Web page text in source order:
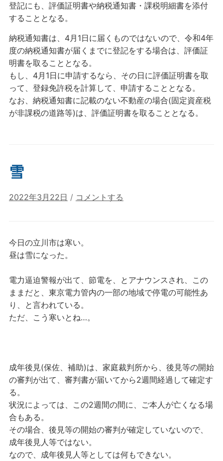
登記にも、評価証明書や納税通知書・課税明細書を添付
することとなる。
納税通知書は、4月1日に届くものではないので、令和4年
度の納税通知書が届くまでに登記をする場合は、評価証
明書を取ることとなる。
もし、4月1日に申請するなら、その日に評価証明書を取
って、登録免許税を計算して、申請することとなる。
なお、納税通知書に記載のない不動産の場合(固定資産税
が非課税の道路等)は、評価証明書を取ることとなる。
雪
2022年3月22日 / コメントする
今日の立川市は寒い。
昼は雪になった。
電力逼迫警報が出て、節電を、とアナウンスされ、この
ままだと、東京電力管内の一部の地域で停電の可能性あ
り、と言われている。
ただ、こう寒いとね…。
成年後見(保佐、補助)は、家庭裁判所から、後見等の開始
の審判が出て、審判書が届いてから2週間経過して確定す
る。
状況によっては、この2週間の間に、ご本人が亡くなる場
合もある。
その場合、後見等の開始の審判が確定していないので、
成年後見人等ではない。
なので、成年後見人等としては何もできない。